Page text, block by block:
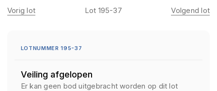
Vorig lot Lot 195-37 Volgend lot
LOTNUMMER 195-37
Veiling afgelopen
Er kan geen bod uitgebracht worden op dit lot